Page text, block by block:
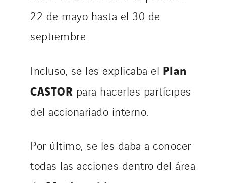
22 de mayo hasta el 30 de
septiembre.
Incluso, se les explicaba el Plan
CASTOR para hacerles partícipes
del accionariado interno.
Por último, se les daba a conocer
todas las acciones dentro del área